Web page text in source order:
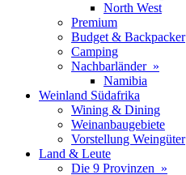
North West
Premium
Budget & Backpacker
Camping
Nachbarländer »
Namibia
Weinland Südafrika
Wining & Dining
Weinanbaugebiete
Vorstellung Weingüter
Land & Leute
Die 9 Provinzen »